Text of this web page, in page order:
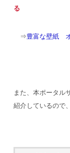
る
⇒豊富な壁紙
また、本ポータル
紹介しているので